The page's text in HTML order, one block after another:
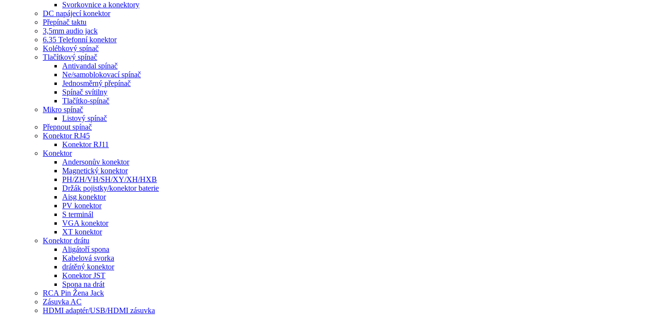
Svorkovnice a konektory
DC napájecí konektor
Přepínač taktu
3,5mm audio jack
6.35 Telefonní konektor
Kolébkový spínač
Tlačítkový spínač
Antivandal spínač
Ne/samoblokovací spínač
Jednosměrný přepínač
Spínač svítilny
Tlačítko-spínač
Mikro spínač
Listový spínač
Přepnout spínač
Konektor RJ45
Konektor RJ11
Konektor
Andersonův konektor
Magnetický konektor
PH/ZH/VH/SH/XY/XH/HXB
Držák pojistky/konektor baterie
Aisg konektor
PV konektor
S terminál
VGA konektor
XT konektor
Konektor drátu
Aligátoří spona
Kabelová svorka
drátěný konektor
Konektor JST
Spona na drát
RCA Pin Žena Jack
Zásuvka AC
HDMI adaptér/USB/HDMI zásuvka